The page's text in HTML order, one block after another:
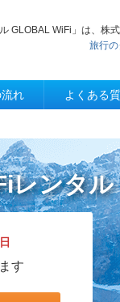
GLOBAL WiFi」は、株
旅行
れ よくある
レンタル
す